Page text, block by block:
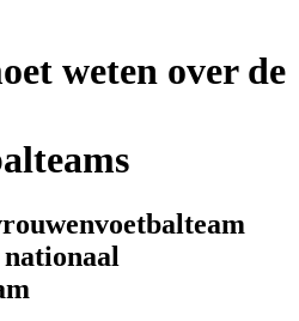
weten over de